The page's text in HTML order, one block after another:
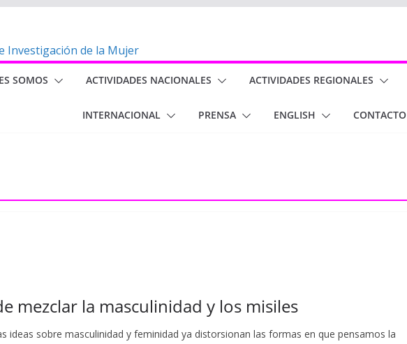
SOMOS ACTIVIDADES NACIONALES ACTIVIDADES REGIONALES
INTERNACIONAL PRENSA ENGLISH CONTACTO
mezclar la masculinidad y los misiles
ideas sobre masculinidad y feminidad ya distorsionan las formas en que pensamos la